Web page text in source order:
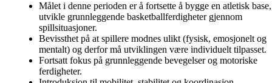
Målet i denne perioden er å fortsette å bygge en atletisk base,
utvikle grunnleggende basketballferdigheter gjennom
spillsituasjoner.
Bevissthet på at spillere modnes ulikt (fysisk, emosjonelt og
mentalt) og derfor må utviklingen være individuelt tilpasset.
Fortsatt fokus på grunnleggende bevegelser og motoriske
ferdigheter.